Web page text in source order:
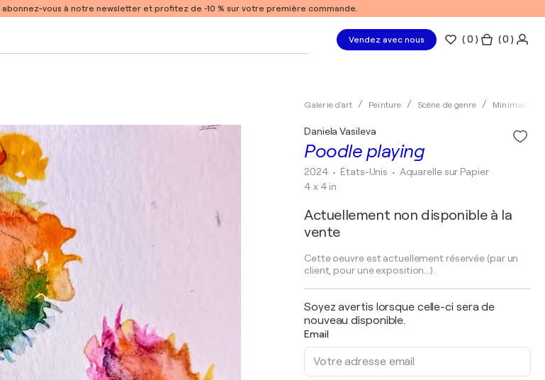
abonnez-vous à notre newsletter et profitez de -10 % sur votre première commande.
Vendez avec nous (0 ) ( 0 )
Galerie d'art Peinture Scène de genre Minimalisme
Poodle playing
Daniela Vasileva
2024 • États-Unis • Aquarelle sur Papier
4 x 4 in
Actuellement non disponible à la
vente
Cette oeuvre est actuellement réservée (par un
client, pour une exposition...).
Soyez avertis lorsque celle-ci sera de
nouveau disponible.
Email